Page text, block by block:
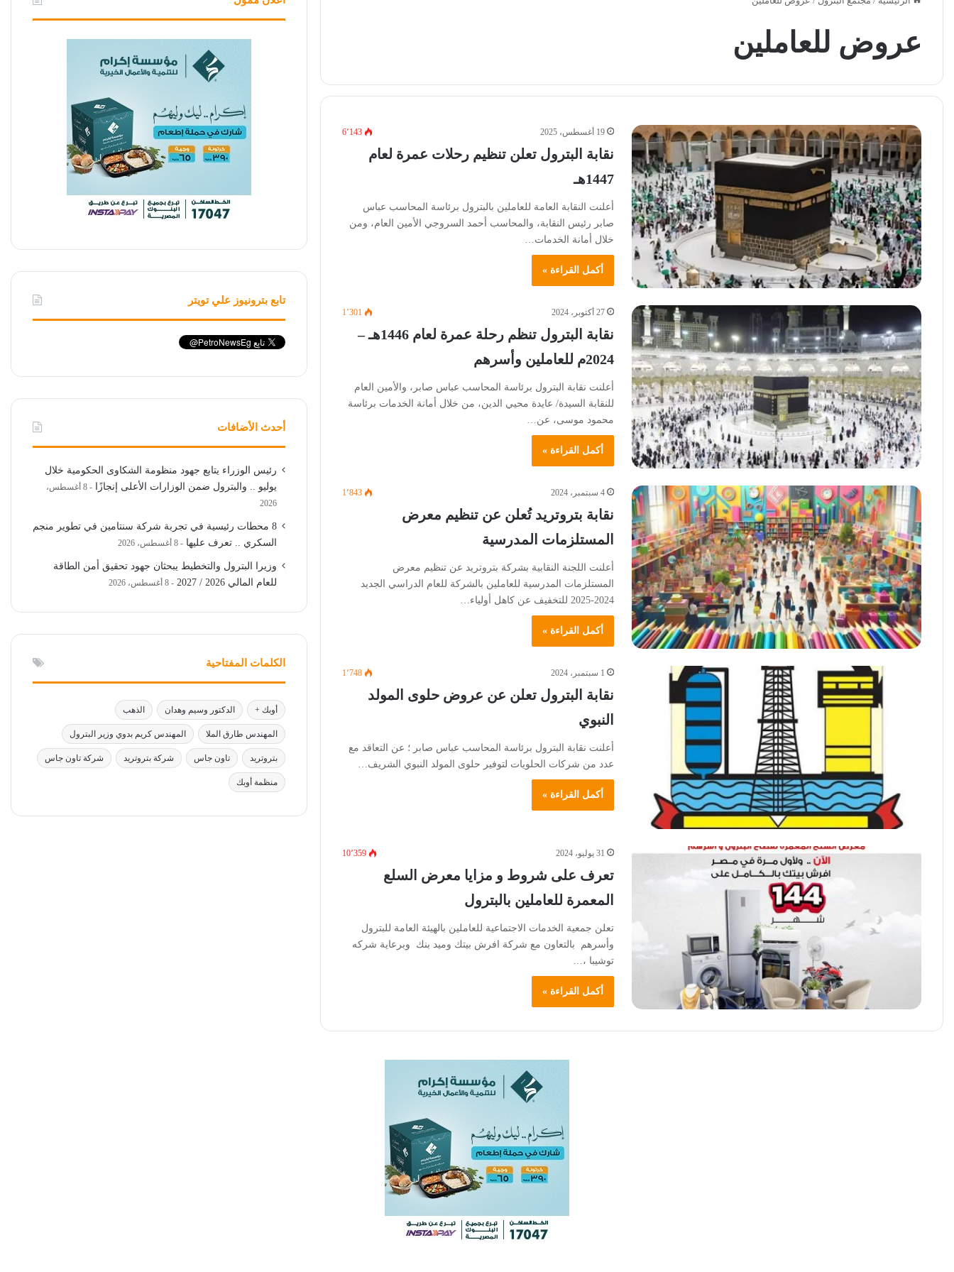
عروض للعاملين
19 أغسطس، 2025 6٬143
نقابة البترول تعلن تنظيم رحلات عمرة لعام
1447هـ
أعلنت النقابة العامة للعاملين بالبترول برئاسة المحاسب عباس
صابر رئيس النقابة، والمحاسب أحمد السروجي الأمين العام، ومن
خلال أمانة الخدمات…
أكمل القراءة »
27 أكتوبر، 2024 1٬301
نقابة البترول تنظم رحلة عمرة لعام 1446هـ –
2024م للعاملين وأسرهم
أعلنت نقابة البترول برئاسة المحاسب عباس صابر، والأمين العام
للنقابة السيدة/ عايدة محيي الدين، من خلال أمانة الخدمات برئاسة
محمود موسى، عن…
أكمل القراءة »
4 سبتمبر، 2024 1٬843
نقابة بتروتريد تُعلن عن تنظيم معرض
المستلزمات المدرسية
أعلنت اللجنة النقابية بشركة بتروتريد عن تنظيم معرض
المستلزمات المدرسية للعاملين بالشركة للعام الدراسي الجديد
2024-2025 للتخفيف عن كاهل أولياء…
أكمل القراءة »
1 سبتمبر، 2024 1٬748
نقابة البترول تعلن عن عروض حلوى المولد
النبوي
أعلنت نقابة البترول برئاسة المحاسب عباس صابر ؛ عن التعاقد مع
عدد من شركات الحلويات لتوفير حلوى المولد النبوي الشريف…
أكمل القراءة »
31 يوليو، 2024 10٬359
تعرف على شروط و مزايا معرض السلع
المعمرة للعاملين بالبترول
تعلن جمعية الخدمات الاجتماعية للعاملين بالهيئة العامة للبترول
وأسرهم بالتعاون مع شركة افرش بيتك وميد بنك وبرعاية شركه
توشيبا ،…
أكمل القراءة »
تابع بترونيوز علي تويتر
أحدث الأضافات
رئيس الوزراء يتابع جهود منظومة الشكاوى الحكومية خلال
يوليو .. والبترول ضمن الوزارات الأعلى إنجازًا
8 أغسطس،
2026
8 محطات رئيسية في تجربة شركة سنتامين في تطوير منجم
السكري .. تعرف عليها
8 أغسطس، 2026
وزيرا البترول والتخطيط يبحثان جهود تحقيق أمن الطاقة
للعام المالي 2026 / 2027
8 أغسطس، 2026
الكلمات المفتاحية
أوبك + الدكتور وسيم وهدان الذهب
المهندس طارق الملا المهندس كريم بدوي وزير البترول
بتروتريد تاون جاس شركة بتروتريد شركة تاون جاس
منظمة أوبك